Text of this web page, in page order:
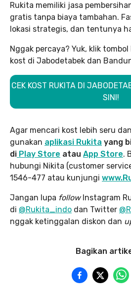
Rukita memiliki jasa
gratis tanpa biaya tambahan.
lokasi strategis, dan tentunya
Nggak percaya? Yuk, klik
kost di Jabodetabek dan
CEK KOST RUKITA DI
SINI!
Agar mencari kost lebih seru
gunakan aplikasi Rukita yang
di Play Store atau App Store.
hubungi Nikita (customer
1546-477 atau kunjungi
Jangan lupa followInstagram
di @Rukita_indo dan Twitter
nggak ketinggalan diskon dan
Bagikan